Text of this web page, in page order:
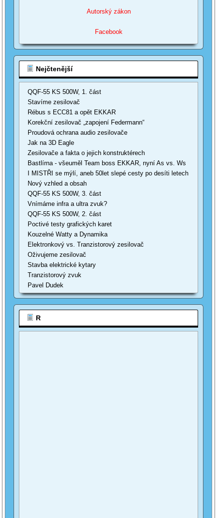
Autorský zákon
Facebook
Nejčtenější
QQF-55 KS 500W, 1. část
Stavíme zesilovač
Rébus s ECC81 a opět EKKAR
Korekční zesilovač „zapojení Federmann“
Proudová ochrana audio zesilovače
Jak na 3D Eagle
Zesilovače a fakta o jejich konstruktérech
Bastlírna - všeuměl Team boss EKKAR, nyní As vs. Ws
I MISTŘI se mýlí, aneb 50let slepé cesty po desíti letech
Nový vzhled a obsah
QQF-55 KS 500W, 3. část
Vnímáme infra a ultra zvuk?
QQF-55 KS 500W, 2. část
Poctivé testy grafických karet
Kouzelné Watty a Dynamika
Elektronkový vs. Tranzistorový zesilovač
Oživujeme zesilovač
Stavba elektrické kytary
Tranzistorový zvuk
Pavel Dudek
R